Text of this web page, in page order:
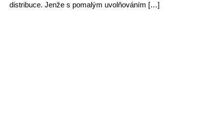
distribuce. Jenže s pomalým uvolňováním […]